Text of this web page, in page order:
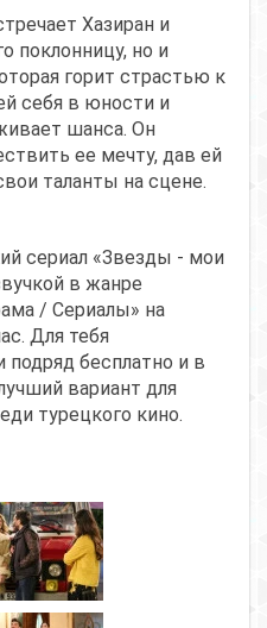
Хазиран и
поклонницу, но и
горит страстью к
себя в юности и
шанса. Он
ее мечту, дав ей
таланты на сцене.
сериал «Звезды - мои
в жанре
/ Сериалы» на
Для тебя
бесплатно и в
вариант для
турецкого кино.